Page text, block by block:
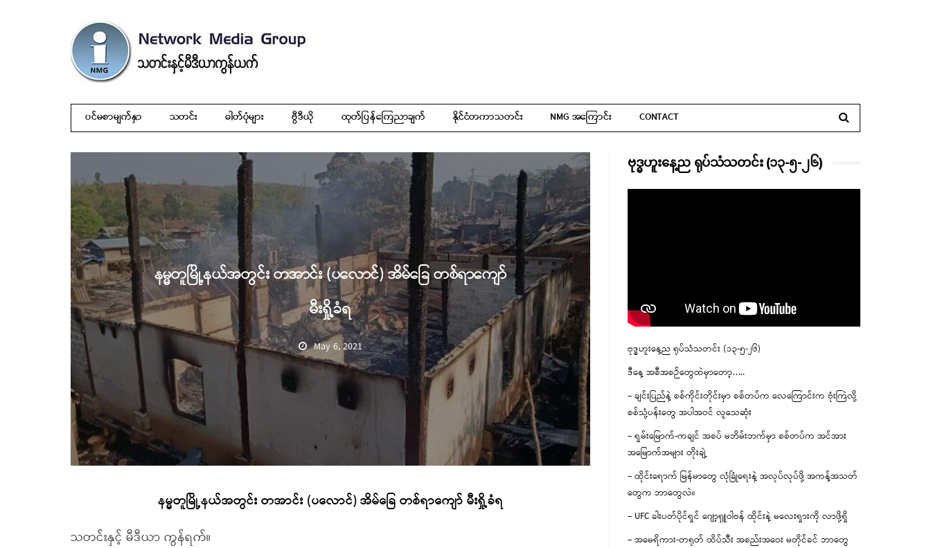
ပင်မစာမျက်နှာ သတင်း ဓါတ်ပုံများ ဗွီဒီယို ထုတ်ပြန်ကြေညာချက် နိုင်ငံတကာသတင်း NMG အကြောင်း CONTACT
နမ္မတူမြို့နယ်အတွင်း တအာင်း (ပလောင်) အိမ်ခြေ တစ်ရာကျော်
မီးရှို့ခံရ
May 6, 2021
နမ္မတူမြို့နယ်အတွင်း တအာင်း (ပလောင်) အိမ်ခြေ တစ်ရာကျော် မီးရှို့ခံရ
သတင်းနှင့် မီဒီယာ ကွန်ရက်။
ဗုဒ္ဓဟူးနေ့ည ရုပ်သံသတင်း (၁၃-၅-၂၆)
ဗုဒ္ဓဟူးနေ့ည ရုပ်သံသတင်း (၁၃-၅-၂၆)
ဒီနေ့ အစီအစဉ်တွေထဲမှာတော့…..
– ချင်းပြည်နဲ့ စစ်ကိုင်းတိုင်းမှာ စစ်တပ်က လေကြောင်းက ဗုံးကြဲလို့
စစ်သုံ့ပန်းတွေ အပါအဝင် လူသေဆုံး
– ရှမ်းမြောက်-ကချင် အစပ် မဘိမ်းဘက်မှာ စစ်တပ်က အင်အား
အမြောက်အများ တိုးချဲ့
– ထိုင်းရောက် မြန်မာတွေ လုံခြုံရေးနဲ့ အလုပ်လုပ်ဖို့ အကန့်အသတ်
တွေက ဘာတွေလဲ။
– UFC ခါးပတ်ပိုင်ရှင် ဂျော့ရှူဝါဗန် ထိုင်းနဲ့ မလေးရှားကို လာဖို့ရှိ
– အမေရိကား-တရုတ် ထိပ်သီး အစည်းအဝေး မတိုင်ခင် ဘာတွေ